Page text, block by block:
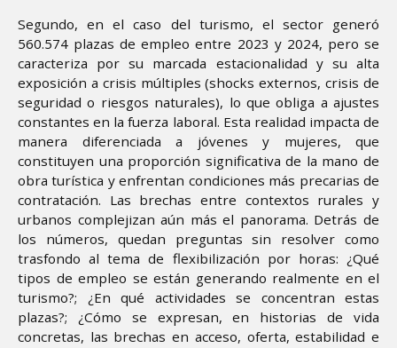
Segundo, en el caso del turismo, el sector generó
560.574 plazas de empleo entre 2023 y 2024, pero se
caracteriza por su marcada estacionalidad y su alta
exposición a crisis múltiples (shocks externos, crisis de
seguridad o riesgos naturales), lo que obliga a ajustes
constantes en la fuerza laboral. Esta realidad impacta de
manera diferenciada a jóvenes y mujeres, que
constituyen una proporción significativa de la mano de
obra turística y enfrentan condiciones más precarias de
contratación. Las brechas entre contextos rurales y
urbanos complejizan aún más el panorama. Detrás de
los números, quedan preguntas sin resolver como
trasfondo al tema de flexibilización por horas: ¿Qué
tipos de empleo se están generando realmente en el
turismo?; ¿En qué actividades se concentran estas
plazas?; ¿Cómo se expresan, en historias de vida
concretas, las brechas en acceso, oferta, estabilidad e